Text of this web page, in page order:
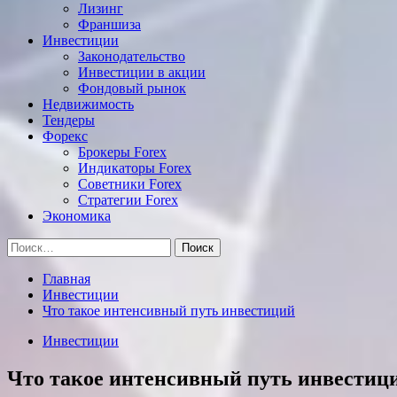
Лизинг
Франшиза
Инвестиции
Законодательство
Инвестиции в акции
Фондовый рынок
Недвижимость
Тендеры
Форекс
Брокеры Forex
Индикаторы Forex
Советники Forex
Стратегии Forex
Экономика
Найти:
Главная
Инвестиции
Что такое интенсивный путь инвестиций
Инвестиции
Что такое интенсивный путь